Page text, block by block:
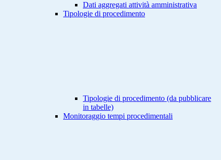
Dati aggregati attività amministrativa
Tipologie di procedimento
Tipologie di procedimento (da pubblicare
in tabelle)
Monitoraggio tempi procedimentali